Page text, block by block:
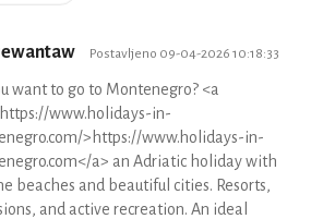
Postavljeno 09-04-2026 10:18:33
want to go to Montenegro? <a
www.holidays-in-
>https://www.holidays-in-
a> an Adriatic holiday with
beaches and beautiful cities. Resorts,
and active recreation. An ideal